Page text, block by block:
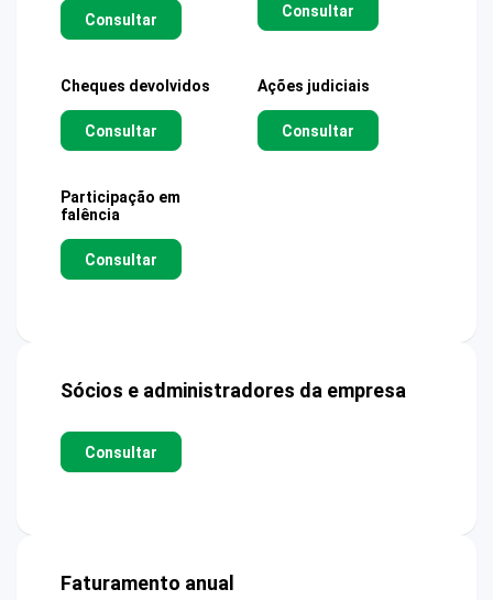
Consultar Consultar
Cheques devolvidos
Consultar
Ações judiciais
Consultar
Participação em
falência
Consultar
Sócios e administradores da empresa
Consultar
Faturamento anual